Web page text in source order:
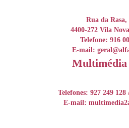
Rua da Rasa,
4400-272 Vila
Telefone: 916
E-mail:
Multimédia
Telefones: 927 249 128
E-mail: